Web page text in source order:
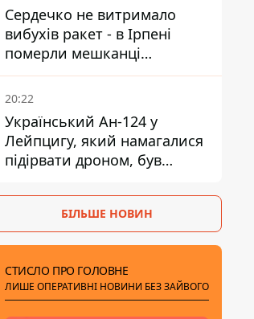
Сердечко не витримало
вибухів ракет - в Ірпені
померли мешканці
притулку для собак з
інвалідністю
20:22
Український Ан-124 у
Лейпцигу, який намагалися
підірвати дроном, був
боєприпасами
БІЛЬШЕ НОВИН
СТИСЛО ПРО ГОЛОВНЕ
ЛИШЕ ОПЕРАТИВНІ НОВИНИ БЕЗ ЗАЙВОГО